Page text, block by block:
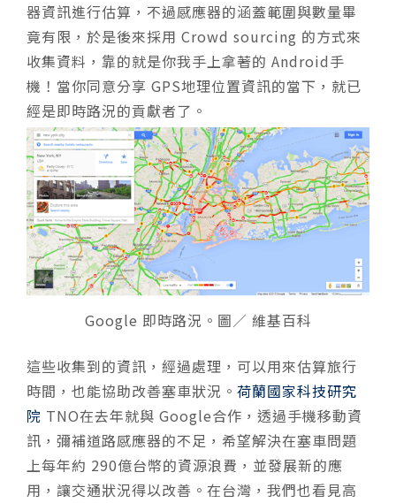
器資訊進行估算，不過感應器的涵蓋範圍與數量畢
竟有限，於是後來採用 Crowd sourcing 的方式來
收集資料，靠的就是你我手上拿著的 Android手
機！當你同意分享 GPS地理位置資訊的當下，就已
經是即時路況的貢獻者了。
Google 即時路況。圖／ 維基百科
這些收集到的資訊，經過處理，可以用來估算旅行
時間，也能協助改善塞車狀況。 荷蘭國家科技研究
院 TNO在去年就與 Google合作，透過手機移動資
訊，彌補道路感應器的不足，希望解決在塞車問題
上每年約 290億台幣的資源浪費，並發展新的應
用，讓交通狀況得以改善。在台灣，我們也看見高